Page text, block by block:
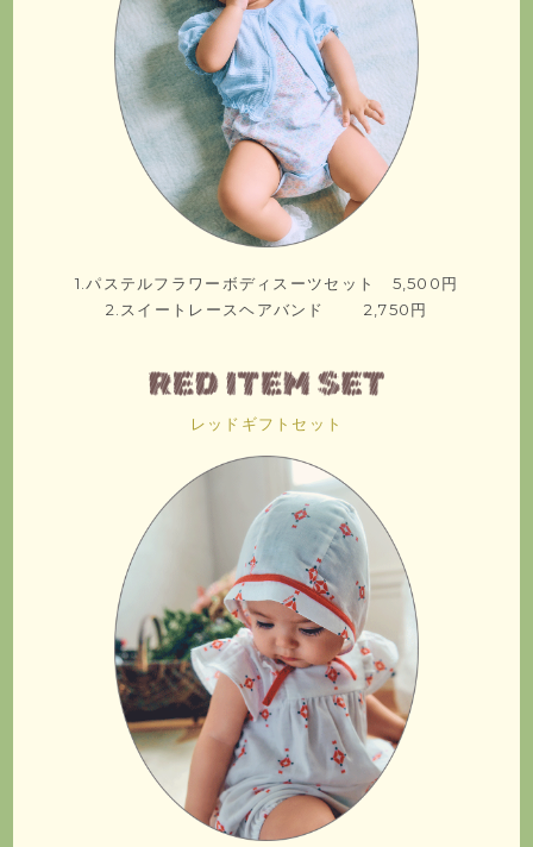
1.パステルフラワーボディスーツセット 5,500円
2.スイートレースヘアバンド 2,750円
レッドギフトセット